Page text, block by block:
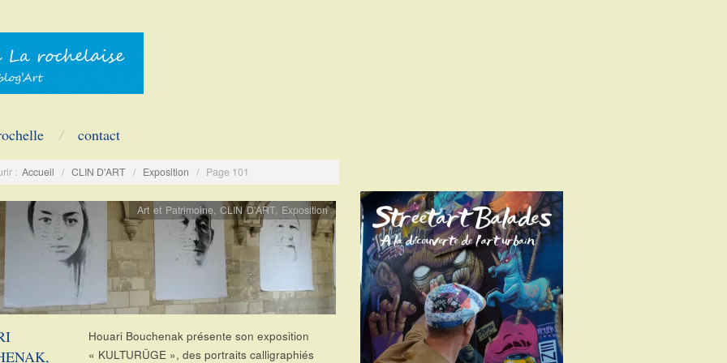
contact
: Accueil / CLIN D'ART / Exposition / Page 101
Art et Patrimoine,CLIN D'ART, Exposition
Houari Bouchenak présente son exposition
« KULTURÜGE », des portraits calligraphiés